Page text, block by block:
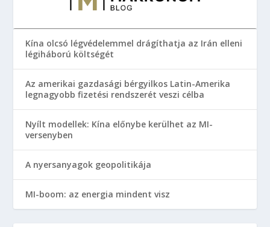
Kína olcsó légvédelemmel drágíthatja az Irán elleni
légiháború költségét
Az amerikai gazdasági bérgyilkos Latin-Amerika
legnagyobb fizetési rendszerét veszi célba
Nyílt modellek: Kína előnybe kerülhet az MI-
versenyben
A nyersanyagok geopolitikája
MI-boom: az energia mindent visz